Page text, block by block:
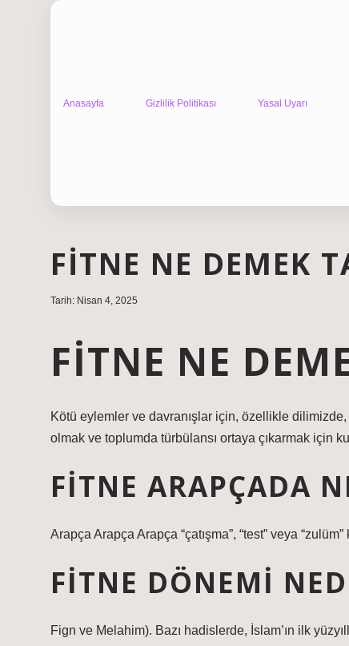
Anasayfa Gizlilik Politikası Yasal Uyarı
FITNE NE DEMEK
Tarih: Nisan 4, 2025
FITNE NE
Kötü eylemler ve davranışlar için, özellikle
olmak ve toplumda türbülansı ortaya çıkarmak için
FITNE ARAPÇADA
Arapça Arapça Arapça “çatışma”, “test” veya
FITNE DÖNEMI
Fign ve Melahim). Bazı hadislerde, İslam’ın ilk